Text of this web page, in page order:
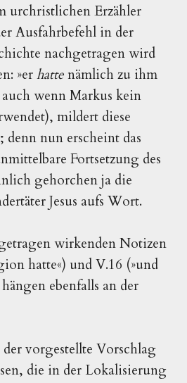
urchristlichen Erzähler
Ausfahrbefehl in der
nachgetragen wird
»erhattenämlich zu ihm
auch wenn Markus kein
mildert diese
nun erscheint das
Fortsetzung des
gehorchen ja die
Jesus aufs Wort.
wirkenden Notizen
hatte«) und V.16 (»und
ebenfalls an der
vorgestellte Vorschlag
die in der Lokalisierung